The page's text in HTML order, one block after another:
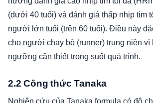
(dưới 40 tuổi) và đánh giá thấp nhịp tim
người lớn tuổi (trên 60 tuổi). Điều này
cho người chạy bộ (runner) trung niên vì
ngưỡng cần thiết trong suốt quá trình.
2.2 Công thức Tanaka
Nghiên cứu của Tanaka formula có độ